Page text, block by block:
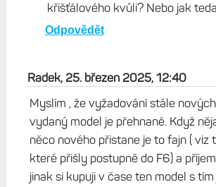
křišťálového kvůli? Nebo jak
Odpovědět
Radek, 25. březen 2025, 12:40
Myslím , že vyžadování stále
vydaný model je přehnané. Když
něco nového přistane je to fajn ( viz
které přišly postupně do F6) a
jinak si kupuji v čase ten model s